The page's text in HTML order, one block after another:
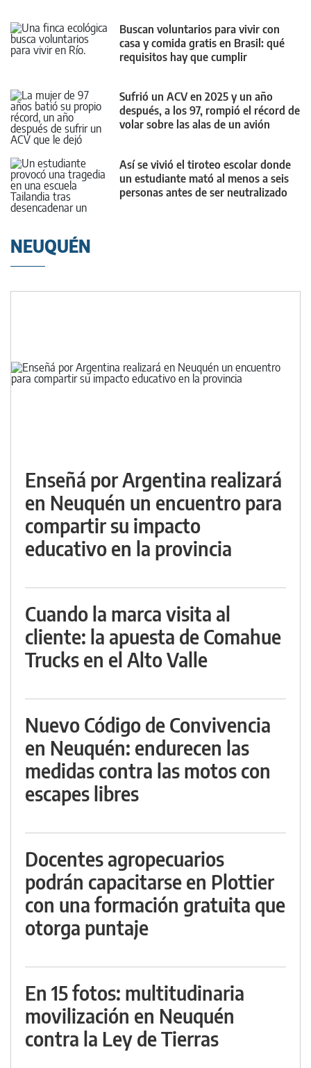
Buscan voluntarios para vivir con
casa y comida gratis en Brasil: qué
requisitos hay que cumplir
Sufrió un ACV en 2025 y un año
después, a los 97, rompió el récord de
volar sobre las alas de un avión
Así se vivió el tiroteo escolar donde
un estudiante mató al menos a seis
personas antes de ser neutralizado
NEUQUÉN
Enseñá por Argentina realizará
en Neuquén un encuentro para
compartir su impacto
educativo en la provincia
Cuando la marca visita al
cliente: la apuesta de Comahue
Trucks en el Alto Valle
Nuevo Código de Convivencia
en Neuquén: endurecen las
medidas contra las motos con
escapes libres
Docentes agropecuarios
podrán capacitarse en Plottier
con una formación gratuita que
otorga puntaje
En 15 fotos: multitudinaria
movilización en Neuquén
contra la Ley de Tierras